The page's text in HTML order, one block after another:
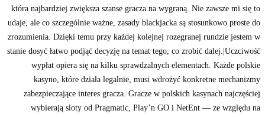
która najbardziej zwiększa szanse gracza na wygraną. Nie zawsze mi się to
udaje, ale co szczególnie ważne, zasady blackjacka są stosunkowo proste do
zrozumienia. Dzięki temu przy każdej kolejnej rozegranej rundzie jestem w
stanie dosyć łatwo podjąć decyzję na temat tego, co zrobić dalej.|Uczciwość
wypłat opiera się na kilku sprawdzalnych elementach. Każde polskie
kasyno, które działa legalnie, musi wdrożyć konkretne mechanizmy
zabezpieczające interes gracza. Gracze w polskich kasynach najczęściej
wybierają sloty od Pragmatic, Play’n GO i NetEnt — ze względu na